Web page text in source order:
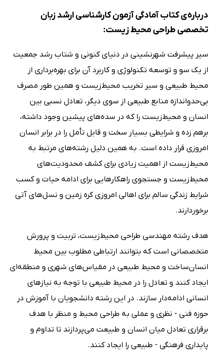
درباره‌ی کتاب آمادگی آزمون کارشناسی ارشد زبان
تخصصی طراحی محیط زیست:
سیر پیشرفت شهرنشینی در دنیای کنونی و شتاب رشد جمعیت
از یک سو و توسعه تکنولوژی و کاربرد آن برای بهره‌برداری از
محیط طبیعی و سیر تخریب محیط‌زیست و همین طور مصرف
بی‌حدواندازه منابع طبیعی از سوی دیگر، تعادل نسبی بین
انسان و محیط‌زیست را که در سده‌های پیشین وجود داشته،
برهم زده و شرایطی بسیار سخت و قابل تأمل را در برابر انسان
امروزی قرار داده است. به همین دلیل رشته‌های مرتبط به
محیط‌زیست از اهمیت زیادی برای کشف محدودیت‌های
محیط‌زیست و جستجوی راهکارهایی برای ادامه حیات و کسب
شرایط زندگی سالم برای اهالی امروزی کره زمین و نسل‌های آتی
برخوردارند.
هدف رشته مهندسی طراحی محیط‌زیست، تربیت و پرورش
متخصصانی است که بتوانند ارتباطی مطلوب بین محیط
انسان‌ساخت و محیط طبیعی در مقیاس‌های شهری و منطقه‌ای
ایجاد کنند و تعادل را در محیط طبیعی با توجه به نیازهای
انسانی ادامه‌دار سازند. در این رشته دانشجویان با آموزش در
حوزه فنی - نظری و عملی به طراحی محیط و منظر با هدف
برقراری تعادل میان انسان و طبیعت می‌پردازند تا تداوم و
پایداری فرهنگی - طبیعی را ایجاد کنند.